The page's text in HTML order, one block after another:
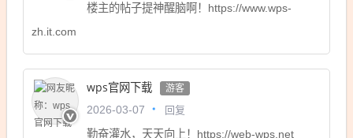
楼主的帖子提神醒脑啊！https://www.wps-
zh.it.com
wps官网下载 游客
2026-03-07 回复
勤奋灌水，天天向上！https://web-wps.net